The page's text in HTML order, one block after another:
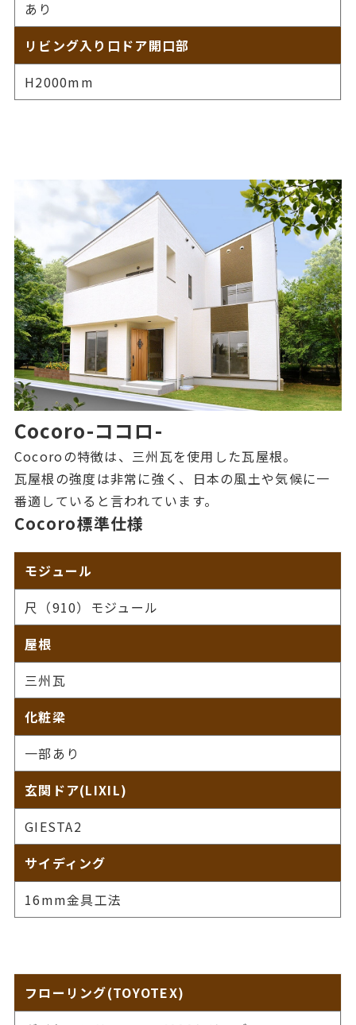
あり
リビング入り口ドア開口部
H2000mm
Cocoro-ココロ-
Cocoroの特徴は、三州瓦を使用した瓦屋根。
瓦屋根の強度は非常に強く、日本の風土や気候に一
番適していると言われています。
Cocoro標準仕様
モジュール
尺（910）モジュール
屋根
三州瓦
化粧梁
一部あり
玄関ドア(LIXIL)
GIESTA2
サイディング
16mm金具工法
フローリング(TOYOTEX)